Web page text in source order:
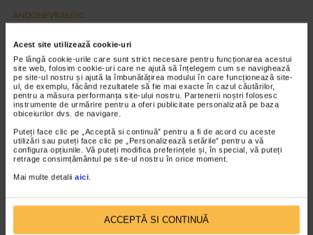
Acest site utilizează cookie-uri
Pe lângă cookie-urile care sunt strict necesare pentru funcționarea acestui
site web, folosim cookie-uri care ne ajută să înțelegem cum se navighează
pe site-ul nostru și ajută la îmbunătățirea modului în care funcționează site-
ul, de exemplu, făcând rezultatele să fie mai exacte în cazul căutărilor,
pentru a măsura performanța site-ului nostru. Partenerii noștri folosesc
instrumente de urmărire pentru a oferi publicitate personalizată pe baza
obiceiurilor dvs. de navigare.
Puteți face clic pe „Acceptă si continuă” pentru a fi de acord cu aceste
utilizări sau puteți face clic pe „Personalizează setările” pentru a vă
configura opțiunile. Vă puteți modifica preferințele și, în special, vă puteți
retrage consimțământul pe site-ul nostru în orice moment.
Mai multe detalii aici
ACCEPTĂ SI CONTINUĂ
ANDONEVRALGIC
RECOMANDĂRI
Expozitia Cand aveau 20 de